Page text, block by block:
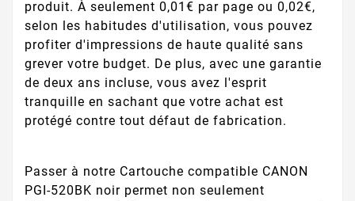
produit. À seulement 0,01€ par page ou 0,02€,
selon les habitudes d'utilisation, vous pouvez
profiter d'impressions de haute qualité sans
grever votre budget. De plus, avec une garantie
de deux ans incluse, vous avez l'esprit
tranquille en sachant que votre achat est
protégé contre tout défaut de fabrication.
Passer à notre Cartouche compatible CANON
PGI-520BK noir permet non seulement